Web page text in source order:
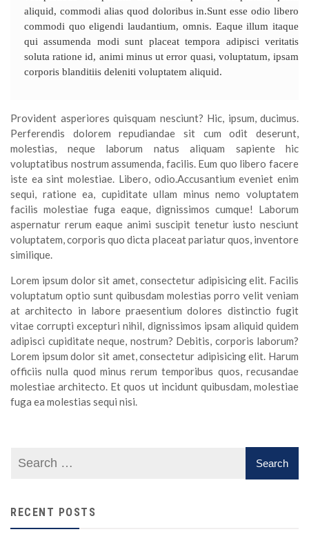
aliquid, commodi alias quod doloribus in.Sunt esse odio libero
commodi quo eligendi laudantium, omnis. Eaque illum itaque
qui assumenda modi sunt placeat tempora adipisci veritatis
soluta ratione id, animi minus ut error quasi, voluptatum, ipsam
corporis blanditiis deleniti voluptatem aliquid.
Provident asperiores quisquam nesciunt? Hic, ipsum, ducimus.
Perferendis dolorem repudiandae sit cum odit deserunt,
molestias, neque laborum natus aliquam sapiente hic
voluptatibus nostrum assumenda, facilis. Eum quo libero facere
iste ea sint molestiae. Libero, odio.Accusantium eveniet enim
sequi, ratione ea, cupiditate ullam minus nemo voluptatem
facilis molestiae fuga eaque, dignissimos cumque! Laborum
aspernatur rerum eaque animi suscipit tenetur iusto nesciunt
voluptatem, corporis quo dicta placeat pariatur quos, inventore
similique.
Lorem ipsum dolor sit amet, consectetur adipisicing elit. Facilis
voluptatum optio sunt quibusdam molestias porro velit veniam
at architecto in labore praesentium dolores distinctio fugit
vitae corrupti excepturi nihil, dignissimos ipsam aliquid quidem
adipisci cupiditate neque, nostrum? Debitis, corporis laborum?
Lorem ipsum dolor sit amet, consectetur adipisicing elit. Harum
officiis nulla quod minus rerum temporibus quos, recusandae
molestiae architecto. Et quos ut incidunt quibusdam, molestiae
fuga ea molestias sequi nisi.
RECENT POSTS